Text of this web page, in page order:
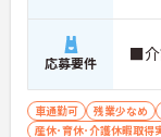
応募要件 ■介
車通勤可 残業少なめ
産休･育休･介護休暇取得